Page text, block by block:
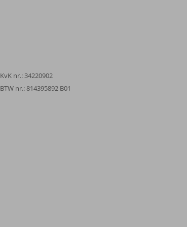
KvK nr.: 34220902
BTW nr.: 814395892 B01